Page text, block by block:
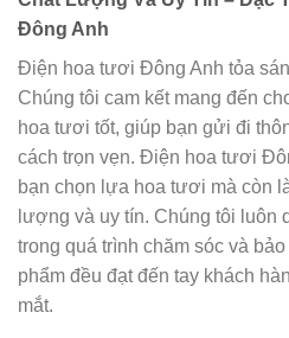
Đông Anh
Điện hoa tươi Đông Anh tỏa
Chúng tôi cam kết mang đến
hoa tươi tốt, giúp bạn gửi đi
cách trọn vẹn. Điện hoa tươi
bạn chọn lựa hoa tươi mà còn
lượng và uy tín. Chúng tôi luôn
trong quá trình chăm sóc và
phẩm đều đạt đến tay khách
mắt.